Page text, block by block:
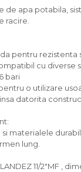
de apa potabila,
racire.
pentru rezistenta
cu diverse
bari
o utilizare
datorita
materialele
lung.
11/2"MF ,